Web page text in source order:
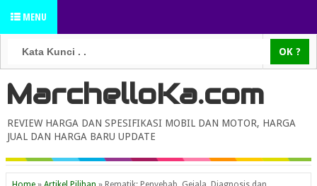
MENU
MarchelloKa.com
REVIEW HARGA DAN SPESIFIKASI MOBIL DAN MOTOR, HARGA
JUAL DAN HARGA BARU UPDATE